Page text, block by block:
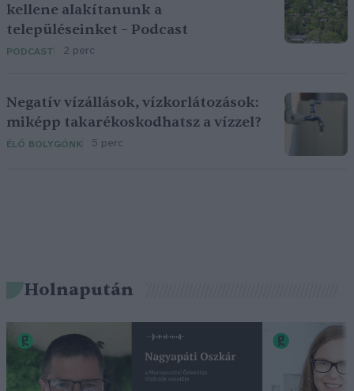
kellene alakítanunk a
településeinket – Podcast
PODCAST 2 perc
Negatív vízállások, vízkorlátozások:
miképp takarékoskodhatsz a vízzel?
ÉLŐ BOLYGÓNK 5 perc
Holnapután